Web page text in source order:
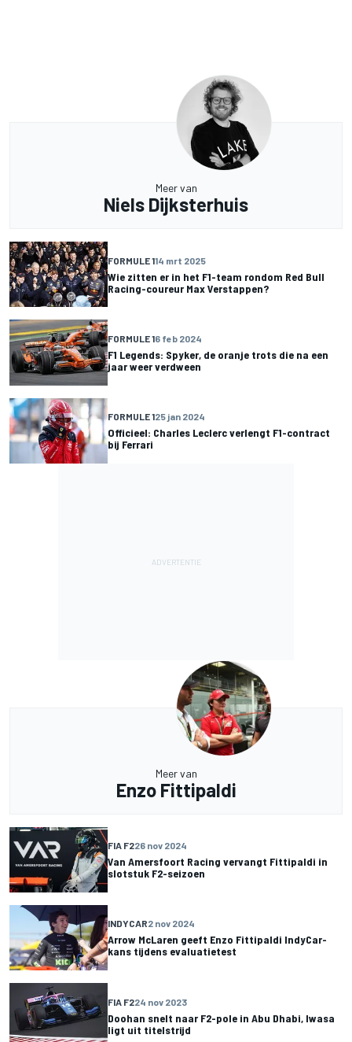
Meer van
Niels Dijksterhuis
FORMULE 114 mrt 2025
Wie zitten er in het F1-team rondom Red Bull
Racing-coureur Max Verstappen?
FORMULE 16 feb 2024
F1 Legends: Spyker, de oranje trots die na een
jaar weer verdween
FORMULE 125 jan 2024
Officieel: Charles Leclerc verlengt F1-contract
bij Ferrari
Meer van
Enzo Fittipaldi
FIA F226 nov 2024
Van Amersfoort Racing vervangt Fittipaldi in
slotstuk F2-seizoen
INDYCAR2 nov 2024
Arrow McLaren geeft Enzo Fittipaldi IndyCar-
kans tijdens evaluatietest
FIA F224 nov 2023
Doohan snelt naar F2-pole in Abu Dhabi, Iwasa
ligt uit titelstrijd